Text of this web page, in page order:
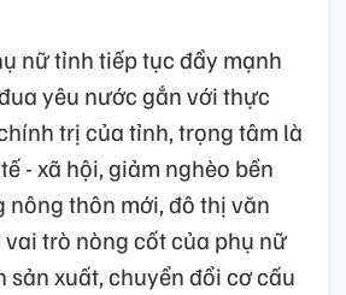
nữ tỉnh tiếp tục đẩy mạnh
yêu nước gắn với thực
trị của tỉnh, trọng tâm là
- xã hội, giảm nghèo bền
nông thôn mới, đô thị văn
vai trò nòng cốt của phụ nữ
sản xuất, chuyển đổi cơ cấu